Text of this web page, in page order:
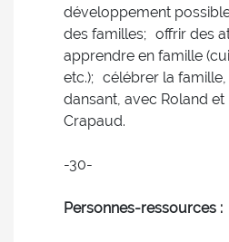
développement
des familles; offrir des
apprendre en famille
etc.); célébrer la
dansant, avec Roland
Crapaud.
-30-
Personnes-ressources :